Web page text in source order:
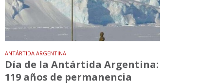
ANTÁRTIDA ARGENTINA
Día de la Antártida Argentina:
119 años de permanencia